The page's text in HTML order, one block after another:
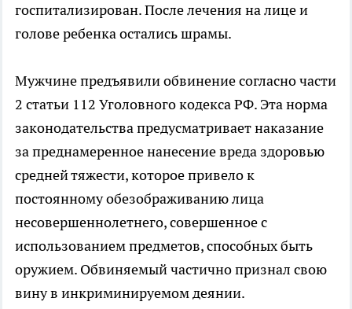
госпитализирован. После лечения на лице и
голове ребенка остались шрамы.
Мужчине предъявили обвинение согласно части
2 статьи 112 Уголовного кодекса РФ. Эта норма
законодательства предусматривает наказание
за преднамеренное нанесение вреда здоровью
средней тяжести, которое привело к
постоянному обезображиванию лица
несовершеннолетнего, совершенное с
использованием предметов, способных быть
оружием. Обвиняемый частично признал свою
вину в инкриминируемом деянии.